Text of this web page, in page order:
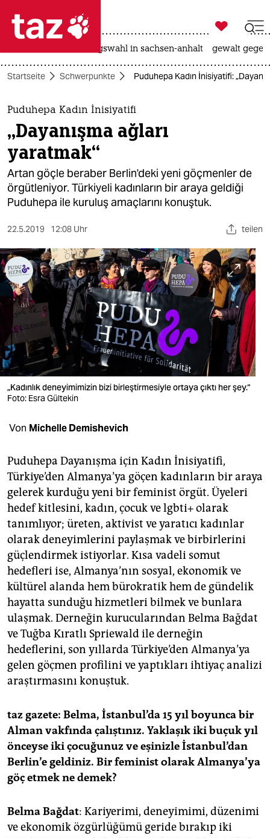
 taz zahl ich
taz zahl ich
themen
politik
öko
gesellschaft
sport
berlin
nord
wahrheit
verlag
verlag
veranstaltungen
shop
unterstützen
abo
genossenschaft
epaper login

taz zahl ich
landtagswahl in sachsen-anhalt gewalt
Startseite Schwerpunkte Puduhepa Kadın İnisiyatifi:
Puduhepa Kadın İnisiyatifi
„Dayanışma ağları
yaratmak“
Artan göçle beraber Berlin'deki yeni göçmenler de
örgütleniyor. Türkiyeli kadınların bir araya geldiği
Puduhepa ile kuruluş amaçlarını konuştuk.
22.5.2019 12:08 Uhr teilen
„Kadınlık deneyimimizin bizi birleştirmesiyle ortaya çıktı her şey.“
Foto: Esra Gültekin
Von Michelle Demishevich
Puduhepa Dayanışma için Kadın İnisiyatifi,
Türkiye’den Almanya’ya göçen kadınların bir araya
gelerek kurduğu yeni bir feminist örgüt. Üyeleri
hedef kitlesini, kadın, çocuk ve lgbti+ olarak
tanımlıyor; üreten, aktivist ve yaratıcı kadınlar
olarak deneyimlerini paylaşmak ve birbirlerini
güçlendirmek istiyorlar. Kısa vadeli somut
hedefleri ise, Almanya’nın sosyal, ekonomik ve
kültürel alanda hem bürokratik hem de gündelik
hayatta sunduğu hizmetleri bilmek ve bunlara
ulaşmak. Derneğin kurucularından Belma Bağdat
ve Tuğba Kıratlı Spriewald ile derneğin
hedeflerini, son yıllarda Türkiye’den Almanya’ya
gelen göçmen profilini ve yaptıkları ihtiyaç analizi
araştırmasını konuştuk.
taz gazete: Belma, İstanbul’da 15 yıl boyunca bir
Alman vakfında çalıştınız. Yaklaşık iki buçuk yıl
önceyse iki çocuğunuz ve eşinizle İstanbul’dan
Berlin’e geldiniz. Bir feminist olarak Almanya’ya
göç etmek ne demek?
Belma Bağdat: Kariyerimi, deneyimimi, düzenimi
ve ekonomik özgürlüğümü geride bırakıp iki